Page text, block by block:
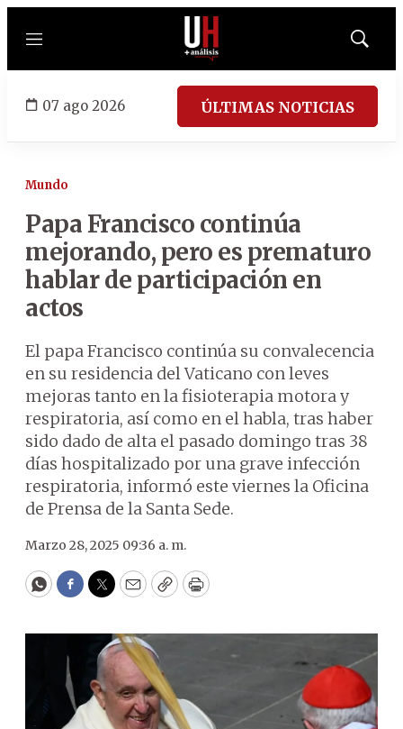
Menú
Mostrar
07 ago 2026 ÚLTIMAS NOTICIAS
Mundo
Papa Francisco continúa
mejorando, pero es prematuro
hablar de participación en
actos
El papa Francisco continúa su convalecencia
en su residencia del Vaticano con leves
mejoras tanto en la fisioterapia motora y
respiratoria, así como en el habla, tras haber
sido dado de alta el pasado domingo tras 38
días hospitalizado por una grave infección
respiratoria, informó este viernes la Oficina
de Prensa de la Santa Sede.
Marzo 28, 2025 09:36 a. m.
WhatsApp
Facebook
Twitter
EmailCopyPrint